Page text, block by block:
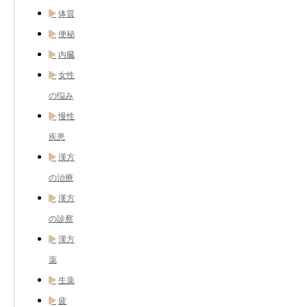
体質
便秘
内臓
女性
の悩み
慢性
疾患
漢方
の治療
漢方
の診察
漢方
薬
生薬
疲